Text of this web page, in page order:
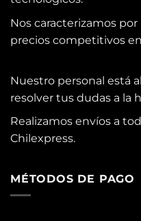
Nos caracterizamos
precios competitivos
Nuestro personal está
resolver tus dudas a la
Realizamos envíos a
Chilexpress.
MÉTODOS DE PAGO